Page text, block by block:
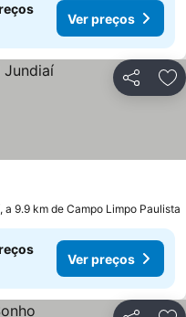
Ver preços
Partilhar
a 9.9 km de Campo Limpo Paulista
Ver preços